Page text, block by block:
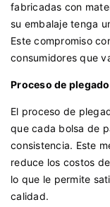
fabricadas con
su embalaje tenga
Este compromiso
consumidores que
Proceso de
El proceso de
que cada bolsa de
consistencia. Este
reduce los costos
lo que le permite
calidad.